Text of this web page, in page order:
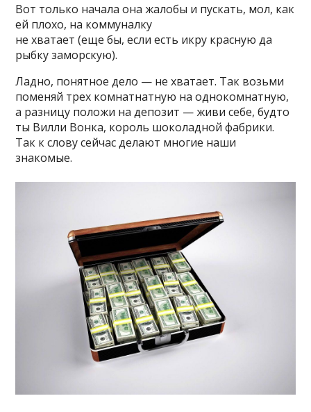
Вот только начала она жалобы и пускать, мол, как
ей плохо, на коммуналку
не хватает (еще бы, если есть икру красную да
рыбку заморскую).
Ладно, понятное дело — не хватает. Так возьми
поменяй трех комнатнатную на однокомнатную,
а разницу положи на депозит — живи себе, будто
ты Вилли Вонка, король шоколадной фабрики.
Так к слову сейчас делают многие наши
знакомые.